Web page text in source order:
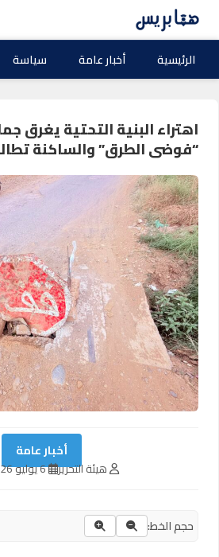
الرئيسية أخبار عامة سياسة
اهتراء البنية التحتية يغرق
“فوضى الطرق” والساكنة
أخبار عامة
هيئة التحرير 6 يوليو 2026
حجم الخط: